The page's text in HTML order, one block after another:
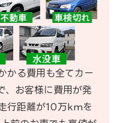
かる費用も全てカー
、お客様に費用が発
行距離が10万kmを